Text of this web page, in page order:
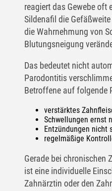
reagiert das Gewebe oft
Sildenafil die
die Wahrnehmung von
Blutungsneigung
Das bedeutet nicht
Parodontitis
Betroffene auf folgende
verstärktes
Schwellungen ernst
Entzündungen nicht
regelmäßige
Gerade bei chronischen
ist eine individuelle
Zahnärztin oder den